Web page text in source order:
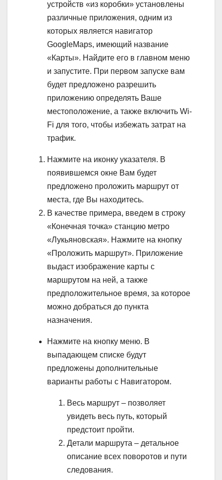
устройств «из коробки» установлены
различные приложения, одним из
которых является навигатор
GoogleMaps, имеющий название
«Карты». Найдите его в главном меню
и запустите. При первом запуске вам
будет предложено разрешить
приложению определять Ваше
местоположение, а также включить Wi-
Fi для того, чтобы избежать затрат на
трафик.
Нажмите на иконку указателя. В
появившемся окне Вам будет
предложено проложить маршрут от
места, где Вы находитесь.
В качестве примера, введем в строку
«Конечная точка» станцию метро
«Лукьяновская». Нажмите на кнопку
«Проложить маршрут». Приложение
выдаст изображение карты с
маршрутом на ней, а также
предположительное время, за которое
можно добраться до пункта
назначения.
Нажмите на кнопку меню. В
выпадающем списке будут
предложены дополнительные
варианты работы с Навигатором.
Весь маршрут – позволяет
увидеть весь путь, который
предстоит пройти.
Детали маршрута – детальное
описание всех поворотов и пути
следования.